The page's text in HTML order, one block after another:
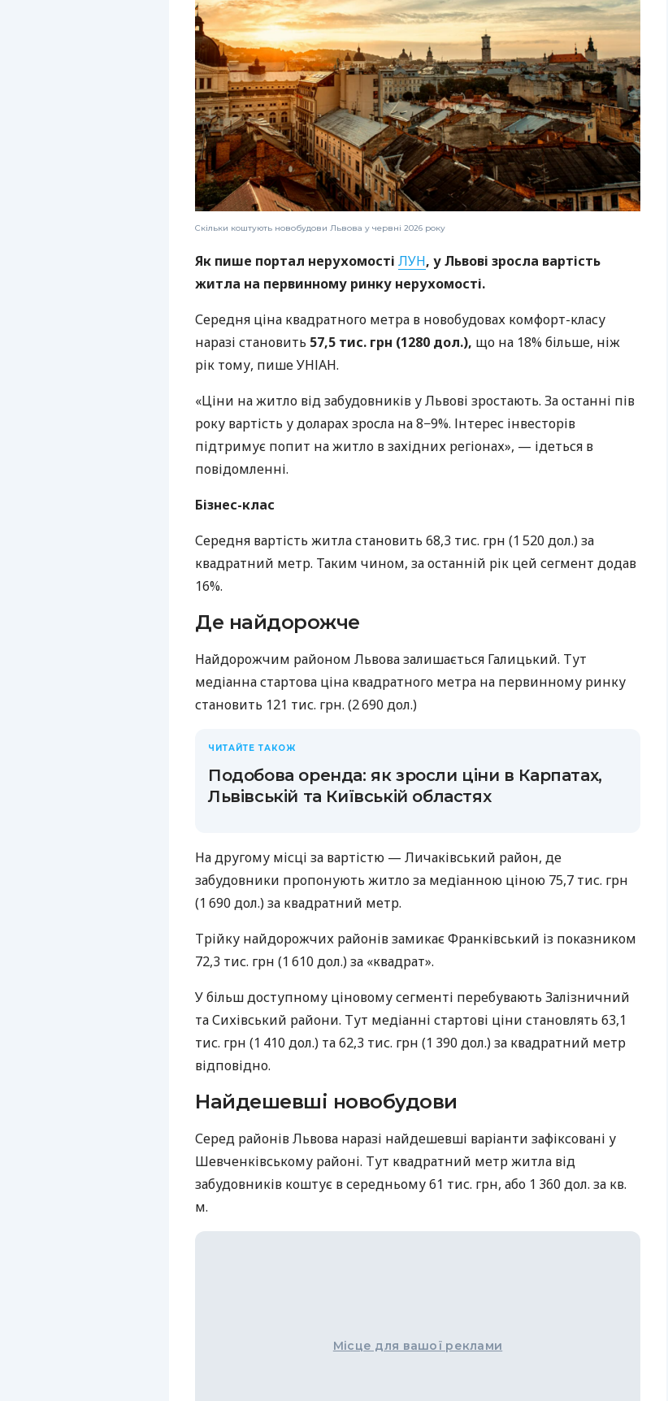
РЕЙТИНГ ДЕБЕТОВИХ
КАРТОК
ЩОМІСЯЧНИЙ ОГЛЯД
КЕШБЕКУ
ПУТІВНИКИ ПО
БАНКІВСЬКИХ
Скільки коштують новобудови Львова у червні 2026 року
Як пише портал нерухомості ЛУН, у Львові зросла вартість
житла на первинному ринку нерухомості.
Середня ціна квадратного метра в новобудовах комфорт-класу
наразі становить 57,5 тис. грн (1280 дол.), що на 18% більше, ніж
рік тому, пише УНІАН.
«Ціни на житло від забудовників у Львові зростають. За останні пів
року вартість у доларах зросла на 8−9%. Інтерес інвесторів
підтримує попит на житло в західних регіонах», — ідеться в
повідомленні.
Бізнес-клас
Середня вартість житла становить 68,3 тис. грн (1 520 дол.) за
квадратний метр. Таким чином, за останній рік цей сегмент додав
16%.
Де найдорожче
Найдорожчим районом Львова залишається Галицький. Тут
медіанна стартова ціна квадратного метра на первинному ринку
становить 121 тис. грн. (2 690 дол.)
ЧИТАЙТЕ ТАКОЖ
Подобова оренда: як зросли ціни в Карпатах,
Львівській та Київській областях
На другому місці за вартістю — Личаківський район, де
забудовники пропонують житло за медіанною ціною 75,7 тис. грн
(1 690 дол.) за квадратний метр.
Трійку найдорожчих районів замикає Франківський із показником
72,3 тис. грн (1 610 дол.) за «квадрат».
У більш доступному ціновому сегменті перебувають Залізничний
та Сихівський райони. Тут медіанні стартові ціни становлять 63,1
тис. грн (1 410 дол.) та 62,3 тис. грн (1 390 дол.) за квадратний метр
відповідно.
Найдешевші новобудови
Серед районів Львова наразі найдешевші варіанти зафіксовані у
Шевченківському районі. Тут квадратний метр житла від
забудовників коштує в середньому 61 тис. грн, або 1 360 дол. за кв.
м.
Місце для вашої реклами